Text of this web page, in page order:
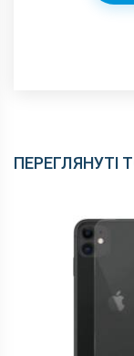
ПЕРЕГЛЯНУТІ